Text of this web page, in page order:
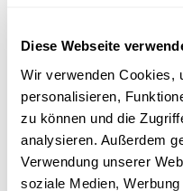
Diese Webseite
Wir verwenden Cookies,
personalisieren,
zu können und die
analysieren. Außerdem
Verwendung unserer
soziale Medien,
Pro und
Gleiche Klasse-B-
digitale